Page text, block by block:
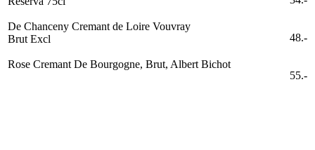
De Chanceny Cremant de Loire Vouvray
Brut Excl
48.-
Rose Cremant De Bourgogne, Brut, Albert Bichot
55.-